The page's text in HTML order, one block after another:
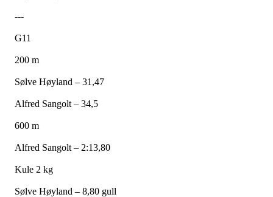
---
G11
200 m
Sølve Høyland – 31,47
Alfred Sangolt – 34,5
600 m
Alfred Sangolt – 2:13,80
Kule 2 kg
Sølve Høyland – 8,80 gull